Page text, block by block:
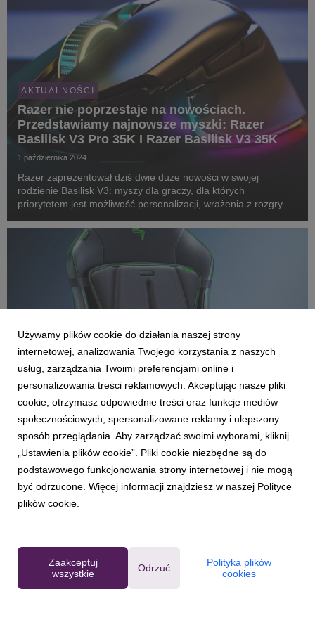
AKTUALNOŚCI
Razer nie poprzestaje na nowościach.
Przedstawiamy najnowsze myszki: Razer
Basilisk V3 Pro 35K I Razer Basilisk V3 35K
1 października 2024
Razer zaprezentował dziś dwie duże nowości w swojej
rodzienie Basilisk V3: myszy dla graczy, dla których
priorytetem jest możliwość personalizacji, wrażenia z rozgrywki
zupełnie nowa, w pełni konfigurowalna, bez...
AKTUALNOŚCI
Przedstawiamy Razer Freyja: pierwszą na
świecie matę haptyczną od Razer
28 września 2024
Podczas dzisiejszego wydarzenia: RazerCon 2024, firma
Razer z dumą zaprezentowała Razer Freyja: pierwszą na
świecie matę HD Haptics Gaming Cushion. To pionierskie
Używamy plików cookie do działania naszej strony
internetowej, analizowania Twojego korzystania z naszych
usług, zarządzania Twoimi preferencjami online i
personalizowania treści reklamowych. Akceptując nasze pliki
cookie, otrzymasz odpowiednie treści oraz funkcje mediów
społecznościowych, spersonalizowane reklamy i ulepszony
sposób przeglądania. Aby zarządzać swoimi wyborami, kliknij
„Ustawienia plików cookie”. Pliki cookie niezbędne są do
podstawowego funkcjonowania strony internetowej i nie mogą
być odrzucone. Więcej informacji znajdziesz w naszej Polityce
plików cookie.
Zaakceptuj
wszystkie
Odrzuć
Polityka plików
cookies